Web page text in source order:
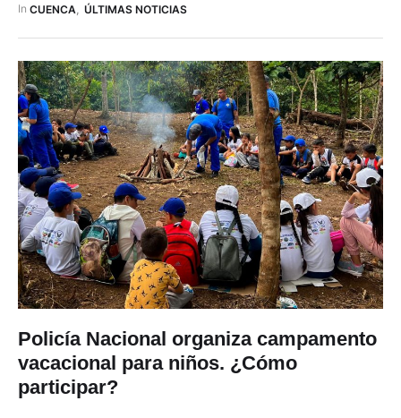
educación ambiental, visitas culturales y recreación. Hay
In CUENCA ÚLTIMAS NOTICIAS
Policía Nacional organiza campamento
vacacional para niños. ¿Cómo
participar?